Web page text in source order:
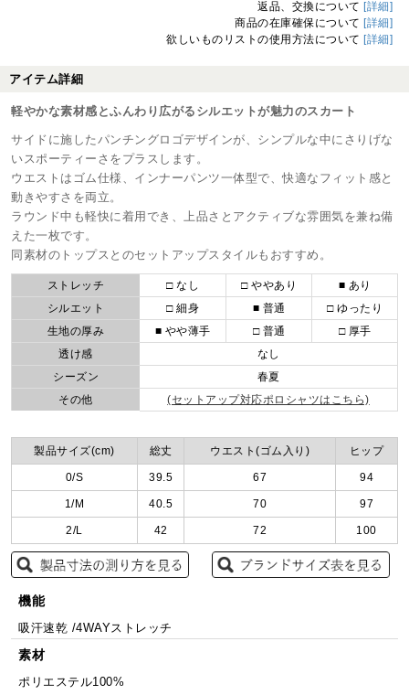
返品、交換について [詳細]
商品の在庫確保について [詳細]
欲しいものリストの使用方法について [詳細]
アイテム詳細
軽やかな素材感とふんわり広がるシルエットが魅力のスカート
サイドに施したパンチングロゴデザインが、シンプルな中にさりげな
いスポーティーさをプラスします。
ウエストはゴム仕様、インナーパンツ一体型で、快適なフィット感と
動きやすさを両立。
ラウンド中も軽快に着用でき、上品さとアクティブな雰囲気を兼ね備
えた一枚です。
同素材のトップスとのセットアップスタイルもおすすめ。
ストレッチ □ なし □ ややあり
■ あり
シルエット
□ 細身 ■ 普通
□ ゆったり
生地の厚み
■ やや薄手 □ 普通
□ 厚手
透け感
なし
シーズン
春夏
その他
(セットアップ対応ポロシャツはこちら)
製品サイズ(cm) 総丈 ウエスト(ゴム入り) ヒップ
0/S 39.5 67 94
1/M 40.5 70 97
2/L 42 72 100
機能
吸汗速乾 /4WAYストレッチ
素材
ポリエステル100%